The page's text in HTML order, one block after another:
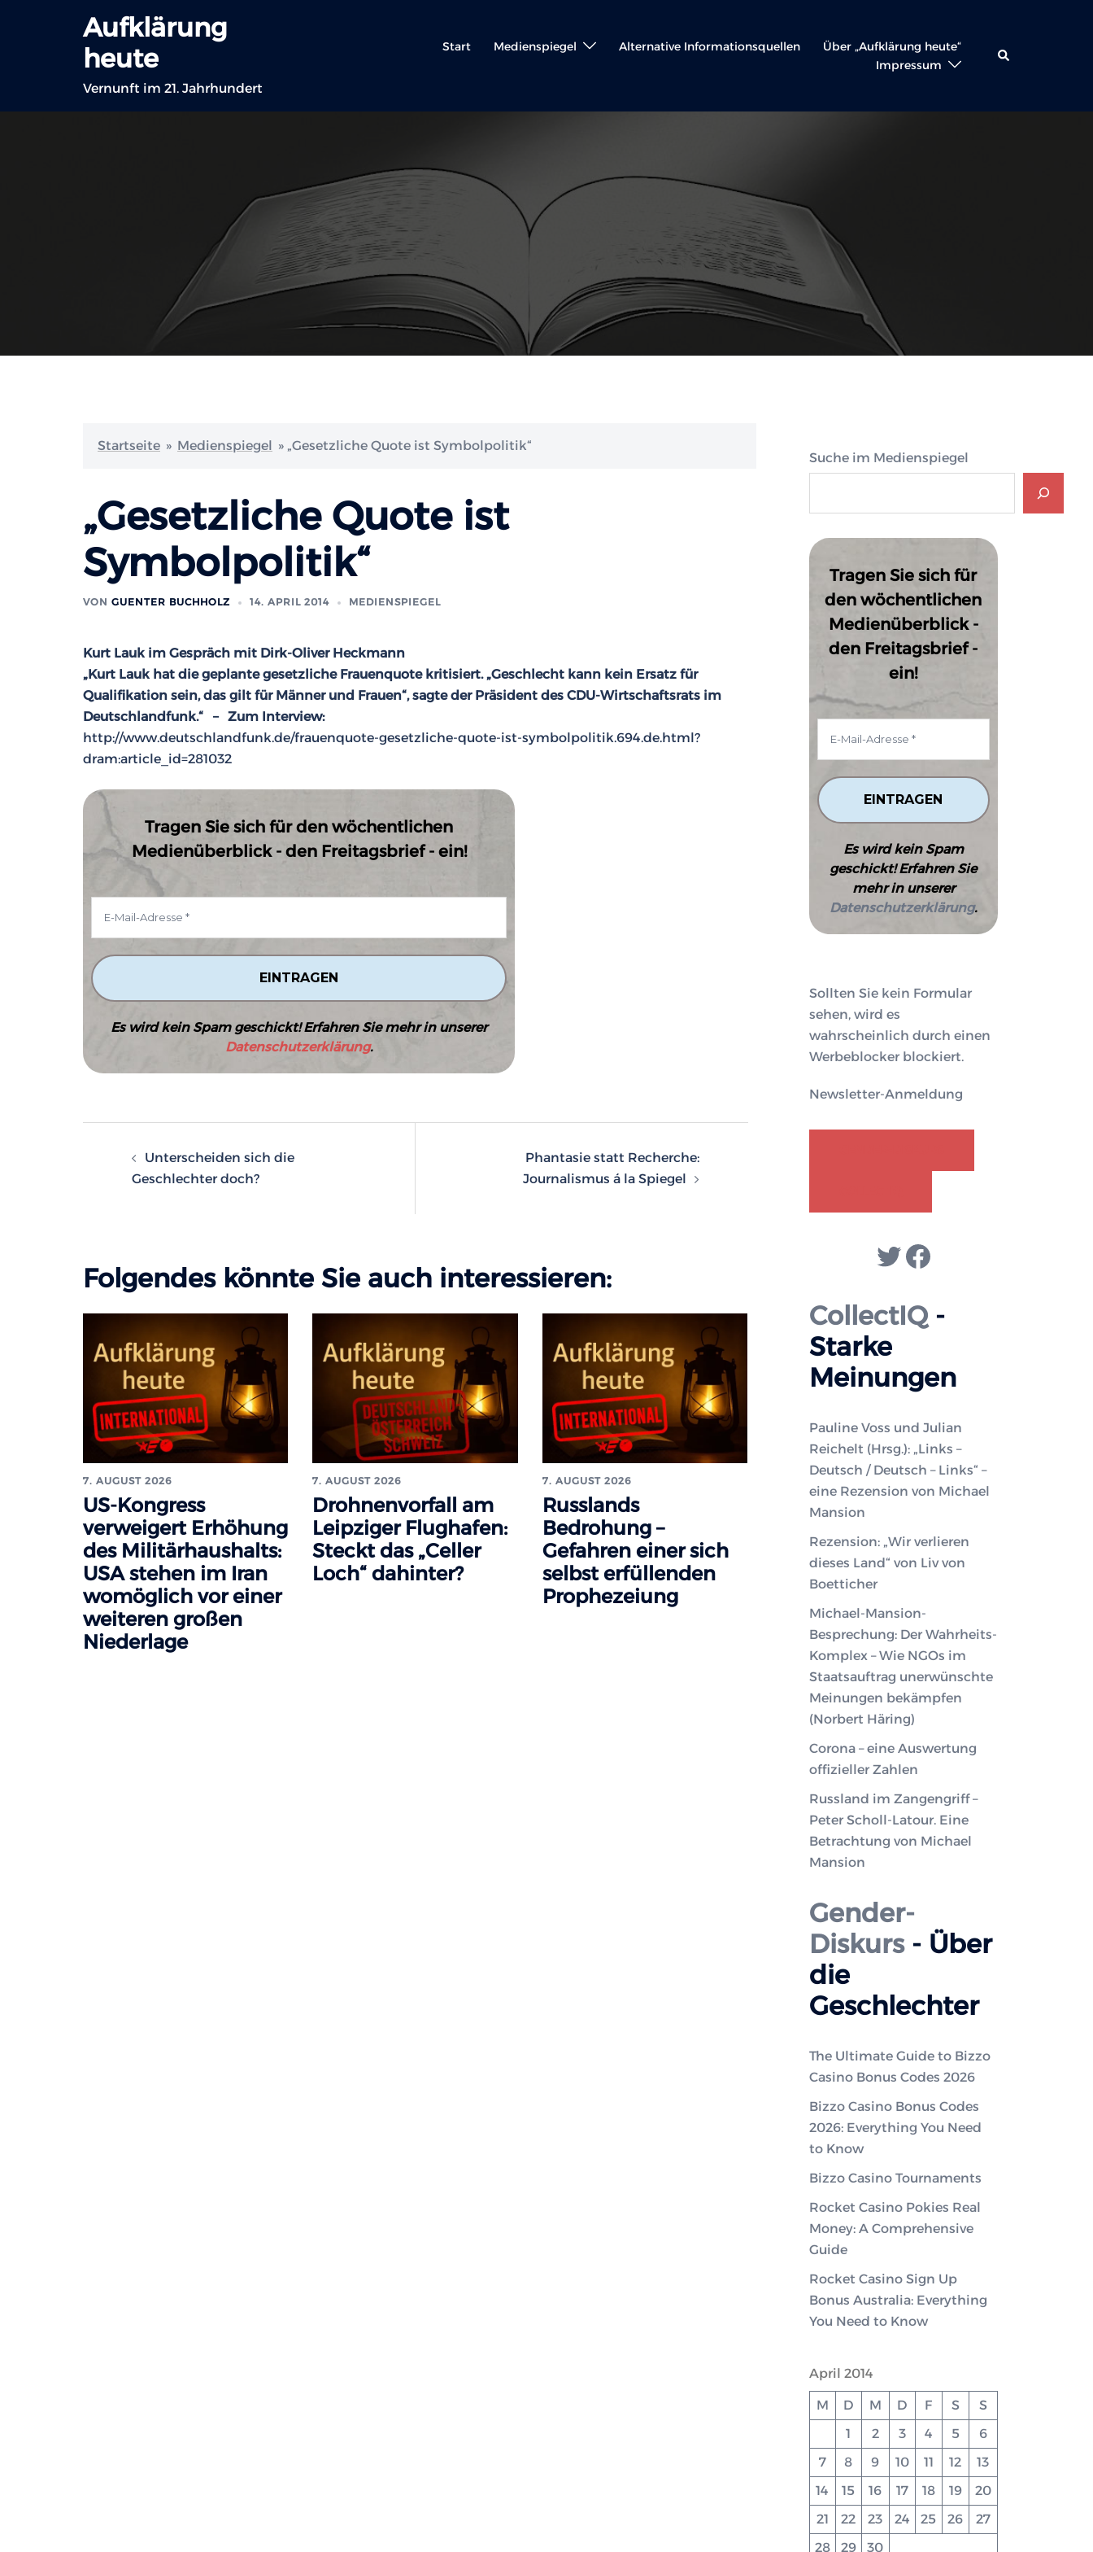
Aufklärung
heute
Vernunft im 21. Jahrhundert
Start Medienspiegel Alternative Informationsquellen
Über „Aufklärung heute“
Impressum
Suche
Startseite » Medienspiegel » „Gesetzliche Quote ist Symbolpolitik“
„Gesetzliche Quote ist
Symbolpolitik“
VON GUENTER BUCHHOLZ 14. APRIL 2014 MEDIENSPIEGEL
Kurt Lauk im Gespräch mit Dirk-Oliver Heckmann
„Kurt Lauk hat die geplante gesetzliche Frauenquote kritisiert. „Geschlecht kann kein Ersatz für
Qualifikation sein, das gilt für Männer und Frauen“, sagte der Präsident des CDU-Wirtschaftsrats im
Deutschlandfunk.“ – Zum Interview:
http://www.deutschlandfunk.de/frauenquote-gesetzliche-quote-ist-symbolpolitik.694.de.html?
dram:article_id=281032
Tragen Sie sich für den wöchentlichen
Medienüberblick - den Freitagsbrief - ein!
Es wird kein Spam geschickt! Erfahren Sie mehr in unserer
Datenschutzerklärung.
Unterscheiden sich die
Geschlechter doch?
Phantasie statt Recherche:
Journalismus á la Spiegel
Folgendes könnte Sie auch interessieren:
7. AUGUST 2026
US-Kongress
verweigert Erhöhung
des Militärhaushalts:
USA stehen im Iran
womöglich vor einer
weiteren großen
Niederlage
7. AUGUST 2026
Drohnenvorfall am
Leipziger Flughafen:
Steckt das „Celler
Loch“ dahinter?
7. AUGUST 2026
Russlands
Bedrohung –
Gefahren einer sich
selbst erfüllenden
Prophezeiung
Suche im Medienspiegel
Tragen Sie sich für
den wöchentlichen
Medienüberblick -
den Freitagsbrief -
ein!
Es wird kein Spam
geschickt! Erfahren Sie
mehr in unserer
Datenschutzerklärung.
Sollten Sie kein Formular
sehen, wird es
wahrscheinlich durch einen
Werbeblocker blockiert.
Newsletter-Anmeldung
Twitter
Facebook
CollectIQ-
Starke
Meinungen
Pauline Voss und Julian
Reichelt (Hrsg.): „Links –
Deutsch / Deutsch – Links“ –
eine Rezension von Michael
Mansion
Rezension: „Wir verlieren
dieses Land“ von Liv von
Boetticher
Michael-Mansion-
Besprechung: Der Wahrheits-
Komplex – Wie NGOs im
Staatsauftrag unerwünschte
Meinungen bekämpfen
(Norbert Häring)
Corona – eine Auswertung
offizieller Zahlen
Russland im Zangengriff –
Peter Scholl-Latour. Eine
Betrachtung von Michael
Mansion
Gender-
Diskurs- Über
die
Geschlechter
The Ultimate Guide to Bizzo
Casino Bonus Codes 2026
Bizzo Casino Bonus Codes
2026: Everything You Need
to Know
Bizzo Casino Tournaments
Rocket Casino Pokies Real
Money: A Comprehensive
Guide
Rocket Casino Sign Up
Bonus Australia: Everything
You Need to Know
April 2014
M D M D F S
S
1
2 3 4 5
6
7
8 9 10 11 12
13
14
15 16 17 18 19
20
21
22 23 24 25 26
27
28
29 30